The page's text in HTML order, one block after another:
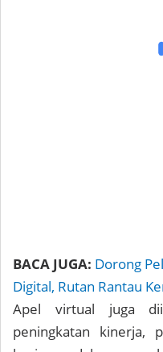
BACA JUGA: Dorong
Digital, Rutan Rantau
Apel virtual juga
peningkatan kinerja,